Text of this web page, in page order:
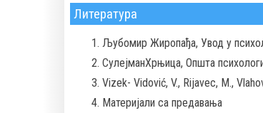
Литература
Љубомир Жиропађа, Увод у
СулејманХрњица, Општа
Vizek- Vidović, V., Rijavec, M.,
Материјали са предавања